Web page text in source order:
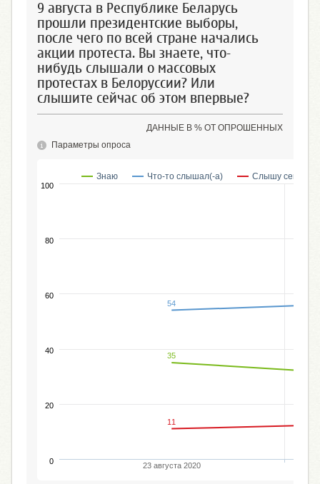
9 августа в Республике Беларусь
прошли президентские выборы,
после чего по всей стране начались
акции протеста. Вы знаете, что-
нибудь слышали о массовых
протестах в Белоруссии? Или
слышите сейчас об этом впервые?
ДАННЫЕ В % ОТ ОПРОШЕННЫХ
Параметры опроса
11
54
35
Знаю Что-то слышал(-а) Слышу сейчас
23 августа 2020
0
20
40
60
80
100